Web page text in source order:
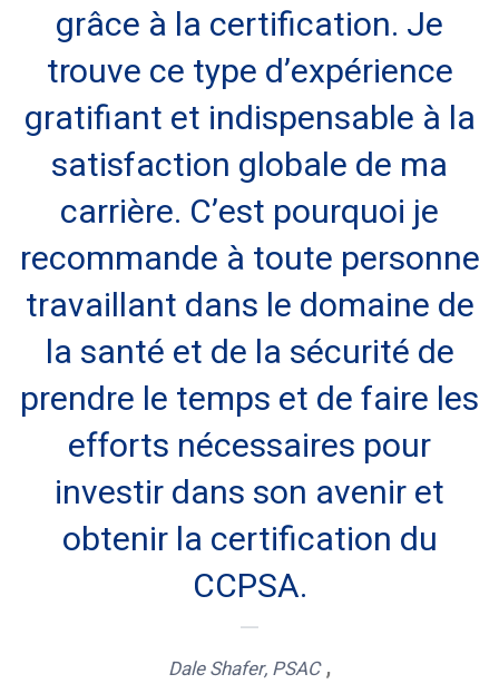
Paul Andre, PSAC
Président et chef de direction
grâce à la certification. Je
trouve ce type d’expérience
gratifiant et indispensable à la
satisfaction globale de ma
carrière. C’est pourquoi je
recommande à toute personne
travaillant dans le domaine de
la santé et de la sécurité de
prendre le temps et de faire les
efforts nécessaires pour
investir dans son avenir et
obtenir la certification du
CCPSA.
Dale Shafer, PSAC ,